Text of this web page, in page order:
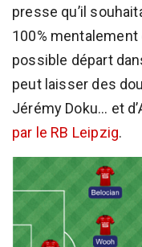
presse qu’il
100%
possible départ
peut laisser des
Jérémy Doku... et
par le RB Leipzig.